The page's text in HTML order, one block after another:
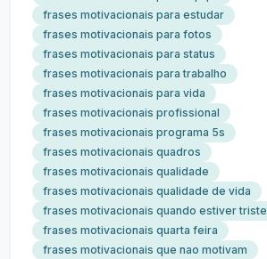
frases motivacionais para estudar
frases motivacionais para fotos
frases motivacionais para status
frases motivacionais para trabalho
frases motivacionais para vida
frases motivacionais profissional
frases motivacionais programa 5s
frases motivacionais quadros
frases motivacionais qualidade
frases motivacionais qualidade de vida
frases motivacionais quando estiver triste
frases motivacionais quarta feira
frases motivacionais que nao motivam